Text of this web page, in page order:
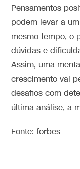
Pensamentos
podem levar a
mesmo tempo, o
dúvidas e
Assim, uma
crescimento vai
desafios com
última análise, a
Fonte: forbes